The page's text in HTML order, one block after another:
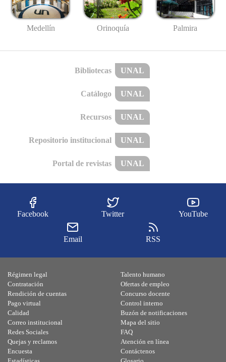
Medellín Orinoquía Palmira
Bibliotecas UNAL
Catálogo UNAL
Recursos UNAL
Repositorio institucional UNAL
Portal de revistas UNAL
Facebook Twitter YouTube
Email RSS
Régimen legal
Contratación
Rendición de cuentas
Pago virtual
Calidad
Talento humano
Ofertas de empleo
Concurso docente
Control interno
Buzón de notificaciones
Correo institucional
Redes Sociales
Quejas y reclamos
Encuesta
Mapa del sitio
FAQ
Atención en línea
Contáctenos